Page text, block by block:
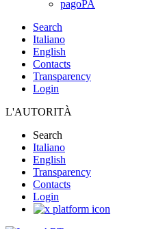
pagoPA
Search
Italiano
English
Contacts
Transparency
Login
L'AUTORITÀ
Search
Italiano
English
Transparency
Contacts
Login